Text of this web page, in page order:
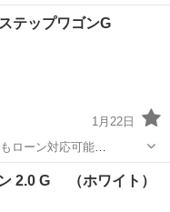
業の方 ２、パ
己破産等をされた方やロ
両
テップワゴンG
1月22日
業の方 ２、パ
己破産等をされた方やロ
2.0 G （ホワイト）